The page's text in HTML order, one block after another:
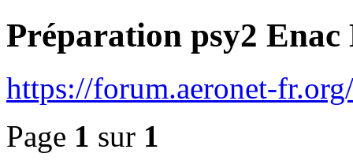
Préparation psy2 Enac
https://forum.aeronet-
Page 1 sur 1